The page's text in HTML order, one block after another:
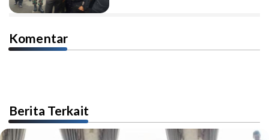
Komentar
Berita Terkait